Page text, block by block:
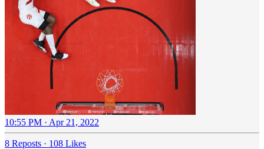
10:55 PM · Apr 21, 2022
8 Reposts · 108 Likes